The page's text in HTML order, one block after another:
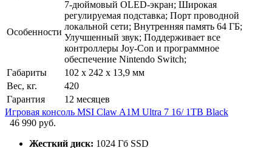
Особенности
7-дюймовый OLED-экран; Широкая
регулируемая подставка; Порт проводной
локальной сети; Внутренняя память 64 ГБ;
Улучшенный звук; Поддерживает все
контроллеры Joy-Con и программное
обеспечение Nintendo Switch;
Габариты
102 x 242 x 13,9 мм
Вес, кг.
420
Гарантия
12 месяцев
Игровая консоль MSI Claw A1M Ultra 7 16/ 1TB Black
46 990 руб.
Жесткий диск: 1024 Гб SSD